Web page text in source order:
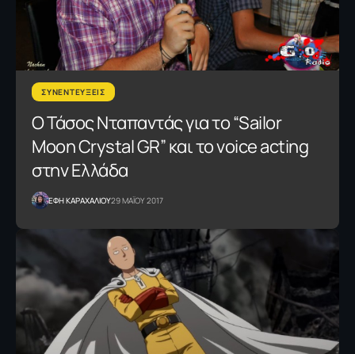
ΣΥΝΕΝΤΕΥΞΕΙΣ
Ο Τάσος Νταπαντάς για το “Sailor
Moon Crystal GR” και το voice acting
στην Ελλάδα
ΕΦΗ KΑΡΑΧΑΛΙΟΥ29 ΜΑΪΟΥ 2017